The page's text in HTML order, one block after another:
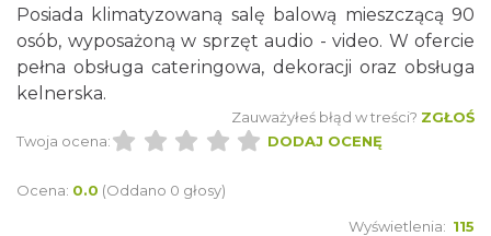
Posiada klimatyzowaną salę balową mieszczącą 90
osób, wyposażoną w sprzęt audio - video. W ofercie
pełna obsługa cateringowa, dekoracji oraz obsługa
kelnerska.
Zauważyłeś błąd w treści? ZGŁOŚ
Twoja ocena:
DODAJ OCENĘ
Ocena: 0.0 (Oddano 0 głosy)
Wyświetlenia: 115